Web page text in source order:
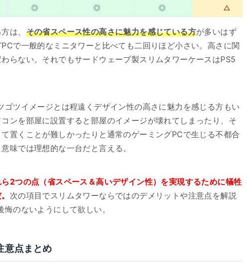
◎ ◎ ◎ △
は、 その省スペース性の高さに魅力を感じている方が多いはず
で一般的なミニタワーと比べても二回りほど小さい。高さに関
らない。それでもサードウェーブ製スリムタワーケースはPS5
ゴツイメージとは程遠くデザイン性の高さに魅力を感じる方もい
ンを部屋に設置すると部屋のイメージが壊れてしまったり、そ
置くことが難しかったりと通常のゲーミングPCで生じる不都合
味では理想的な一台だと言える。
2つの点（省スペース＆高いデザイン性）を実現するために犠牲
次の項目でスリムタワーならではのデメリットや注意点を解説
のないようにして欲しい。
意点まとめ